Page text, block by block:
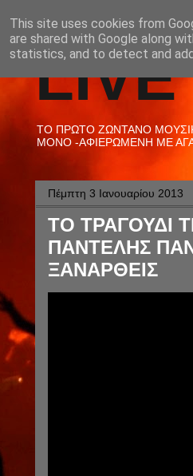
LIVE
ΤΟ ΠΡΩΤΟ ΖΩΝΤΑΝΟ
ΜΟΝΟ -ΑΦΙΕΡΩΜΕΝΗ ΜΕ
Πέμπτη 3 Ιανουαρίου 2013
ΤΟ ΤΡΑΓΟΥΔΙ
ΠΑΝΤΕΛΗΣ
ΞΑΝΑΡΘΕΙΣ
This site uses cookies from
are shared with Google along
statistics, and to detect and